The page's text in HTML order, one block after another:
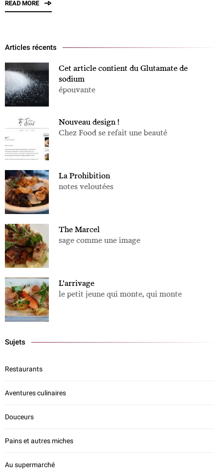
READ MORE
Articles récents
Cet article contient du Glutamate de
sodium
épouvante
Nouveau design !
Chez Food se refait une beauté
La Prohibition
notes veloutées
The Marcel
sage comme une image
L’arrivage
le petit jeune qui monte, qui monte
Sujets
Restaurants
Aventures culinaires
Douceurs
Pains et autres miches
Au supermarché